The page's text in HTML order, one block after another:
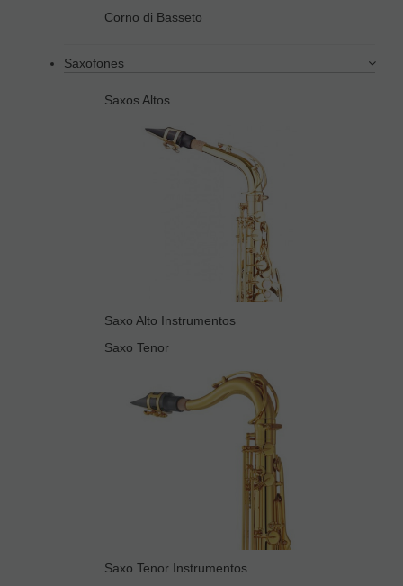
Corno di Basseto
Saxofones
Saxos Altos
Saxo Alto Instrumentos
Saxo Tenor
Saxo Tenor Instrumentos